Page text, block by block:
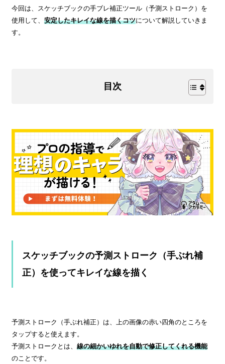
今回は、スケッチブックの手ブレ補正ツール（予測ストローク）を
使用して、 安定したキレイな線を描くコツについて解説していきま
す。
目次
スケッチブックの予測ストローク（手ぶれ補
正）を使ってキレイな線を描く
予測ストローク（手ぶれ補正）は、上の画像の赤い四角のところを
タップすると使えます。
予測ストロークとは、 線の細かいゆれを自動で修正してくれる機能
のことです。